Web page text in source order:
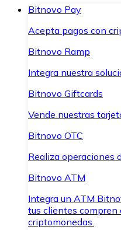
Bitnovo Pay
Acepta pagos con
Bitnovo Ramp
Integra nuestra
Bitnovo Giftcards
Vende nuestras
Bitnovo OTC
Realiza operaciones
Bitnovo ATM
Integra un ATM
tus clientes compren
criptomonedas.